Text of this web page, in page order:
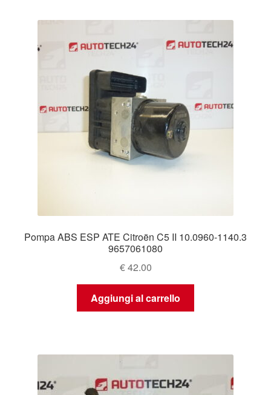
Pompa ABS ESP ATE Citroën C5 II 10.0960-1140.3
9657061080
€42.00
Aggiungi al carrello